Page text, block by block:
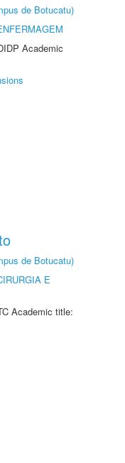
de Botucatu)
Academic
de Botucatu)
E
Academic title: